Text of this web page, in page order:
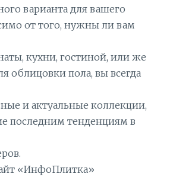
варианта для вашего
от того, нужны ли вам
кухни, гостиной, или же
облицовки пола, вы всегда
и актуальные коллекции,
последним тенденциям в
«ИнфоПлитка»